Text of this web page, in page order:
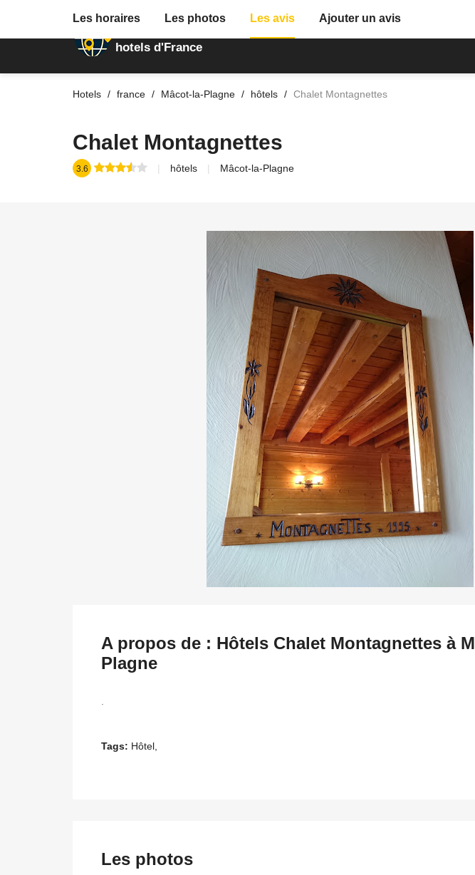
Annuaire des
hotels d'France
Hotels france Mâcot-la-Plagne hôtels Chalet Montagnettes
Chalet Montagnettes
3.6 hôtels Mâcot-la-Plagne
Les horaires Les photos Les avis Ajouter un avis
A propos de : Hôtels Chalet Montagnettes à
Plagne
Tags: Hôtel,
Les photos